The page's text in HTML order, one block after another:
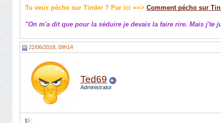
Tu veux pécho sur Tinder ? Par ici ==> Comment pécho sur
"On m'a dit que pour la séduire je devais la faire rire. Mais
22/06/2018, 09h14
Ted69
Administrator